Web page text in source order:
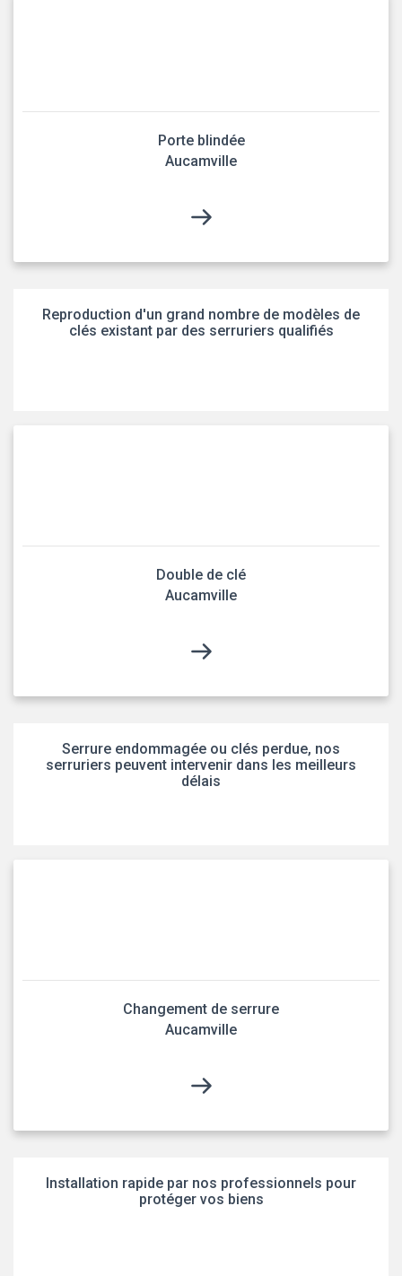
Porte blindée
Aucamville
Reproduction d'un grand nombre de modèles de
clés existant par des serruriers qualifiés
Double de clé
Aucamville
Serrure endommagée ou clés perdue, nos
serruriers peuvent intervenir dans les meilleurs
délais
Changement de serrure
Aucamville
Installation rapide par nos professionnels pour
protéger vos biens